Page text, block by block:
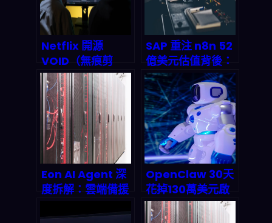
Netflix 開源
VOID（無痕剪
輯）之後：未來
「誰定義原版」會
變成新的內容主權
戰場
SAP 重注 n8n 52
億美元估值背後：
AI 工作流編排如何
成為 2026 年被動
收入帝國的隱形地
基
Eon AI Agent 深
度拆解：雲端備援
縮至分鐘級，企業
OpenClaw 30天
花掉130萬美元啟
示錄：當AI
Agent不再需要看